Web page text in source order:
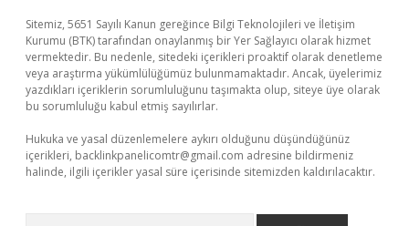
Sitemiz, 5651 Sayılı Kanun gereğince Bilgi Teknolojileri ve İletişim
Kurumu (BTK) tarafından onaylanmış bir Yer Sağlayıcı olarak hizmet
vermektedir. Bu nedenle, sitedeki içerikleri proaktif olarak denetleme
veya araştırma yükümlülüğümüz bulunmamaktadır. Ancak, üyelerimiz
yazdıkları içeriklerin sorumluluğunu taşımakta olup, siteye üye olarak
bu sorumluluğu kabul etmiş sayılırlar.
Hukuka ve yasal düzenlemelere aykırı olduğunu düşündüğünüz
içerikleri, backlinkpanelicomtr@gmail.com adresine bildirmeniz
halinde, ilgili içerikler yasal süre içerisinde sitemizden kaldırılacaktır.